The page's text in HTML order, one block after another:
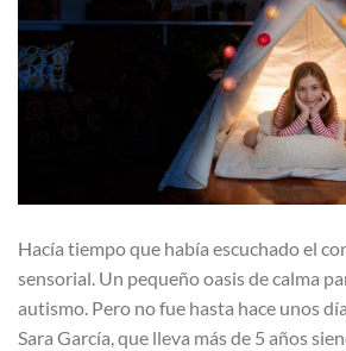
Hacía tiempo que había escuchado el
sensorial. Un pequeño oasis de calma
autismo. Pero no fue hasta hace unos
Sara García, que lleva más de 5 años